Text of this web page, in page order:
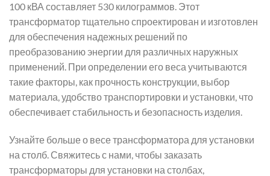
100 кВА составляет 530 килограммов. Этот
трансформатор тщательно спроектирован и изготовлен
для обеспечения надежных решений по
преобразованию энергии для различных наружных
применений. При определении его веса учитываются
такие факторы, как прочность конструкции, выбор
материала, удобство транспортировки и установки, что
обеспечивает стабильность и безопасность изделия.
Узнайте больше о весе трансформатора для установки
на столб. Свяжитесь с нами, чтобы заказать
трансформаторы для установки на столбах,